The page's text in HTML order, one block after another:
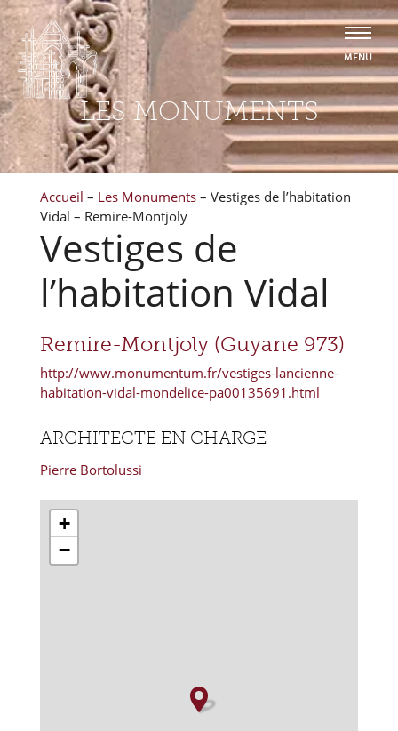
LES MONUMENTS
Accueil – Les Monuments – Vestiges de l’habitation
Vidal – Remire-Montjoly
Vestiges de
l’habitation Vidal
Remire-Montjoly (Guyane 973)
http://www.monumentum.fr/vestiges-lancienne-
habitation-vidal-mondelice-pa00135691.html
ARCHITECTE EN CHARGE
Pierre Bortolussi
+
−